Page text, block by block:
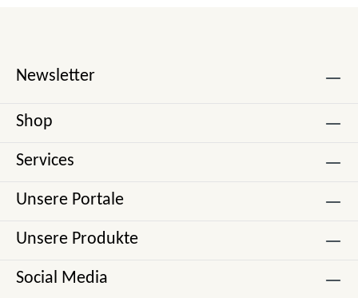
Newsletter
Shop
Services
Unsere Portale
Unsere Produkte
Social Media